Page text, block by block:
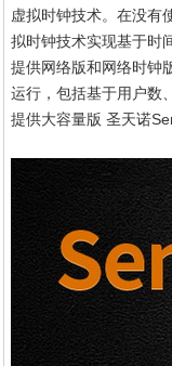
虚拟时钟技术。在没有
拟时钟技术实现基于时
提供网络版和网络时钟
运行，包括基于用户数
提供大容量版 圣天诺